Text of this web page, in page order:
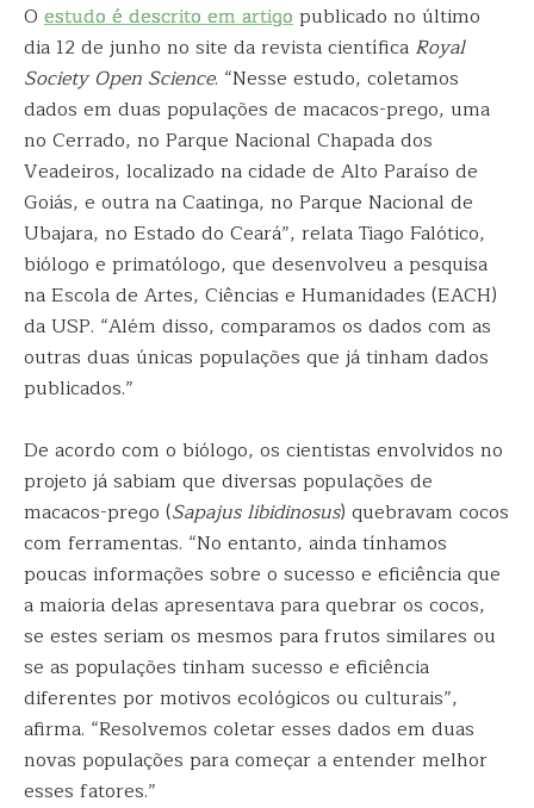
O estudo é descrito em artigopublicado no último
dia 12 de junho no site da revista científica Royal
Society Open Science. “Nesse estudo, coletamos
dados em duas populações de macacos-prego, uma
no Cerrado, no Parque Nacional Chapada dos
Veadeiros, localizado na cidade de Alto Paraíso de
Goiás, e outra na Caatinga, no Parque Nacional de
Ubajara, no Estado do Ceará”, relata Tiago Falótico,
biólogo e primatólogo, que desenvolveu a pesquisa
na Escola de Artes, Ciências e Humanidades (EACH)
da USP. “Além disso, comparamos os dados com as
outras duas únicas populações que já tinham dados
publicados.”
De acordo com o biólogo, os cientistas envolvidos no
projeto já sabiam que diversas populações de
macacos-prego (Sapajus libidinosus) quebravam cocos
com ferramentas. “No entanto, ainda tínhamos
poucas informações sobre o sucesso e eficiência que
a maioria delas apresentava para quebrar os cocos,
se estes seriam os mesmos para frutos similares ou
se as populações tinham sucesso e eficiência
diferentes por motivos ecológicos ou culturais”,
afirma. “Resolvemos coletar esses dados em duas
novas populações para começar a entender melhor
esses fatores.”